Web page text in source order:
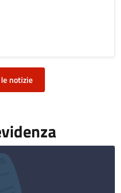
LA CONVENZIONE PER IL
notizie